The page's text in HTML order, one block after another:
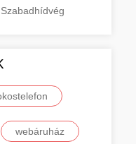
Szabadhídvég
webáruház